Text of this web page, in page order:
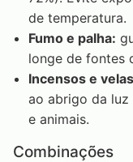
de temperatura.
Fumo e palha:
longe de fontes
Incensos e
ao abrigo da luz
e animais.
Combinações